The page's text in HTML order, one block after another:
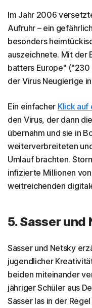
Im Jahr 2006
Aufruhr – ein
besonders
auszeichnete. Mit der
batters Europe" ("230
der Virus Neugierige
Ein einfacher Klick auf
den Virus, der dann
übernahm und sie in
weiterverbreiteten
Umlauf brachten.
infizierte Millionen
weitreichenden
5. Sasser und
Sasser und Netsky
jugendlicher
beiden miteinander
jähriger Schüler aus
Sasser las in der